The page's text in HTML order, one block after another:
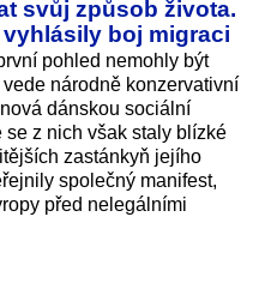
svůj způsob života.
boj migraci
pohled nemohly být
národně konzervativní
dánskou sociální
z nich však staly blízké
zastánkyň jejího
společný manifest,
před nelegálními